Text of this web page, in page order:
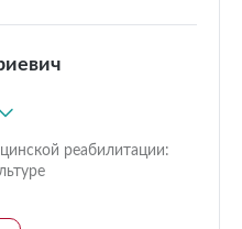
реабилитации: